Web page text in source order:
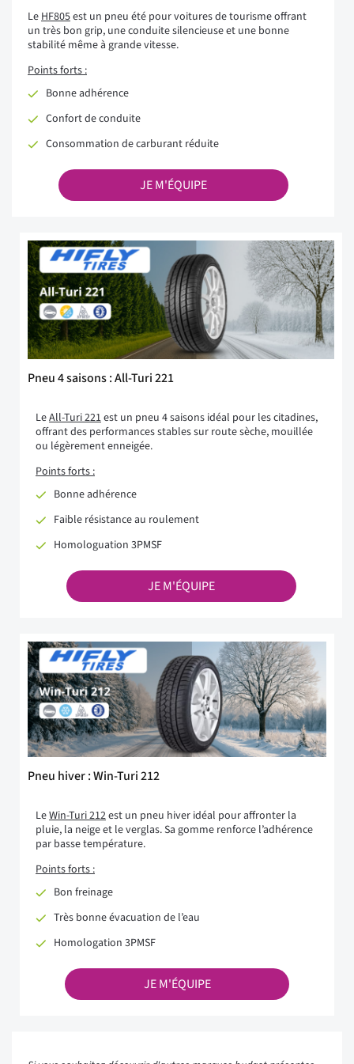
Le HF805est un pneu été pour voitures de tourisme offrant
un très bon grip, une conduite silencieuse et une bonne
stabilité même à grande vitesse.
Points forts :
Bonne adhérence
Confort de conduite
Consommation de carburant réduite
JE M'ÉQUIPE
Pneu 4 saisons : All-Turi 221
LeAll-Turi 221est un pneu 4 saisons idéal pour les citadines,
offrant des performances stables sur route sèche, mouillée
ou légèrement enneigée.
Points forts :
Bonne adhérence
Faible résistance au roulement
Homologuation 3PMSF
JE M'ÉQUIPE
Pneu hiver : Win-Turi 212
LeWin-Turi 212est un pneu hiver idéal pour affronter la
pluie, la neige et le verglas. Sa gomme renforce l’adhérence
par basse température.
Points forts :
Bon freinage
Très bonne évacuation de l’eau
Homologation 3PMSF
JE M'ÉQUIPE